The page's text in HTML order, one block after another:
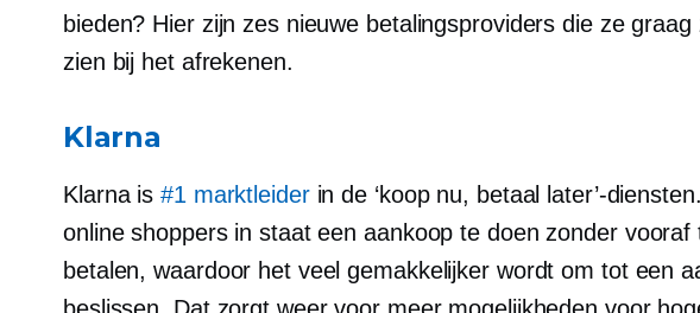
bieden? Hier zijn zes nieuwe betalingsproviders die ze graag
zien bij het afrekenen.
Klarna
Klarna is#1 marktleiderin de ‘koop nu, betaal later’-
online shoppers in staat een aankoop te doen zonder vooraf
betalen, waardoor het veel gemakkelijker wordt om tot een